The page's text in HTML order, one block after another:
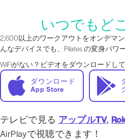
いつでもど
2,600以上のワークアウトをオンデマ
んなデバイスでも、Pilates の変身パワ
WiFiがない？ビデオをダウンロードし
ダウンロード
App Store
テレビで見る アップルTV,
AirPlayで視聴できます！